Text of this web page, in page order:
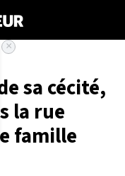
sa cécité,
la rue
famille
×